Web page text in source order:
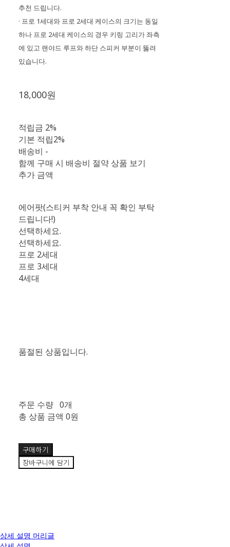
추천 드립니다.
· 프로 1세대와 프로 2세대 케이스의 크기는 동일
하나 프로 2세대 케이스의 경우 키링 고리가 좌측
에 있고 랜야드 루프와 하단 스피커 부분이 뚫려
있습니다.
18,000원
적립금 2%
기본 적립2%
배송비 -
함께 구매 시 배송비 절약 상품 보기
추가 금액
에어팟(스티커 부착 안내 꼭 확인 부탁
드립니다!)
선택하세요.
선택하세요.
프로 2세대
프로 3세대
4세대
품절된 상품입니다.
주문 수량 0개
총 상품 금액 0원
구매하기
장바구니에 담기
상세 설명 머리글